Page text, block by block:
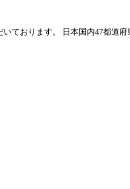
ております。 日本国内47都道